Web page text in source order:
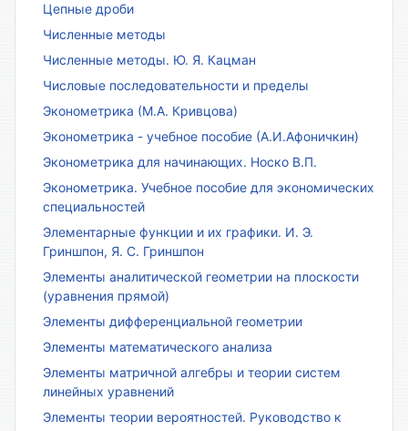
Цепные дроби
Численные методы
Численные методы. Ю. Я. Кацман
Числовые последовательности и пределы
Эконометрика (М.А. Кривцова)
Эконометрика - учебное пособие (А.И.Афоничкин)
Эконометрика для начинающих. Носко В.П.
Эконометрика. Учебное пособие для экономических
специальностей
Элементарные функции и их графики. И. Э.
Гриншпон, Я. С. Гриншпон
Элементы аналитической геометрии на плоскости
(уравнения прямой)
Элементы дифференциальной геометрии
Элементы математического анализа
Элементы матричной алгебры и теории систем
линейных уравнений
Элементы теории вероятностей. Руководство к